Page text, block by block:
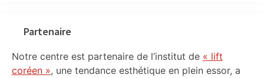
Partenaire
Notre centre est partenaire de l’institut de « lift
coréen », une tendance esthétique en plein essor, a